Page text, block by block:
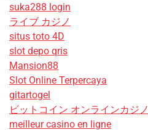
suka288 login
ライブ カジノ
situs toto 4D
slot depo qris
Mansion88
Slot Online Terpercaya
gitartogel
ビットコイン オンラインカジノ
meilleur casino en ligne